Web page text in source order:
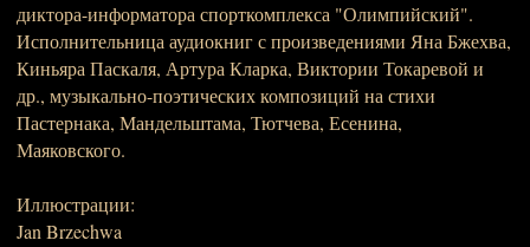
диктора-информатора спорткомплекса "Олимпийский".
Исполнительница аудиокниг с произведениями Яна Бжехва,
Киньяра Паскаля, Артура Кларка, Виктории Токаревой и
др., музыкально-поэтических композиций на стихи
Пастернака, Мандельштама, Тютчева, Есенина,
Маяковского.
Иллюстрации:
Jan Brzechwa